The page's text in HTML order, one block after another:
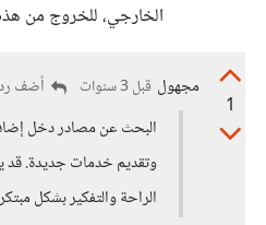
الخارجي، للخروج من
1
مجهول قبل 3 سنوات
أضف
البحث عن مصادر دخل
وتقديم خدمات جديدة. قد
الراحة والتفكير بشكل